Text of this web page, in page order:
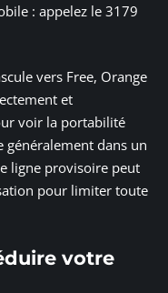
: appelez le 3179
vers Free, Orange
et
voir la portabilité
généralement dans un
ligne provisoire peut
pour limiter toute
votre